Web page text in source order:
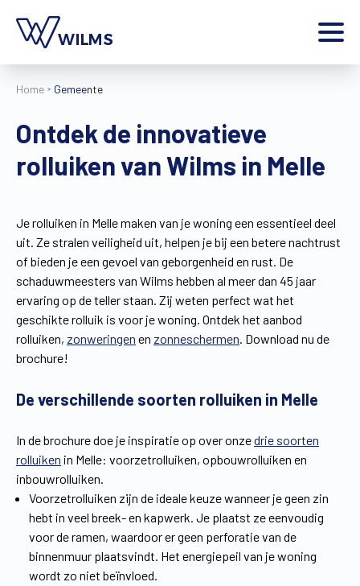
Home
Producten
Contact
Extra
Jobs
Wilms World
NL
Home Gemeente
Ontdek de innovatieve
rolluiken van Wilms in Melle
Je rolluiken in Melle maken van je woning een essentieel deel
uit. Ze stralen veiligheid uit, helpen je bij een betere nachtrust
of bieden je een gevoel van geborgenheid en rust. De
schaduwmeesters van Wilms hebben al meer dan 45 jaar
ervaring op de teller staan. Zij weten perfect wat het
geschikte rolluik is voor je woning. Ontdek het aanbod
rolluiken, zonweringen en zonneschermen. Download nu de
brochure!
De verschillende soorten rolluiken in Melle
In de brochure doe je inspiratie op over onzedrie soorten
rolluiken in Melle: voorzetrolluiken, opbouwrolluiken en
inbouwrolluiken.
Voorzetrolluiken zijn de ideale keuze wanneer je geen zin
hebt in veel breek- en kapwerk. Je plaatst ze eenvoudig
voor de ramen, waardoor er geen perforatie van de
binnenmuur plaatsvindt. Het energiepeil van je woning
wordt zo niet beïnvloed.